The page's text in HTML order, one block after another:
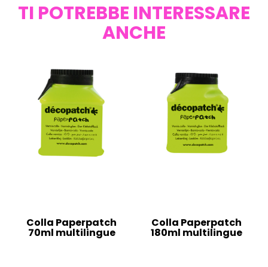
TI POTREBBE INTERESSARE
ANCHE
Colla Paperpatch
70ml multilingue
Colla Paperpatch
180ml multilingue